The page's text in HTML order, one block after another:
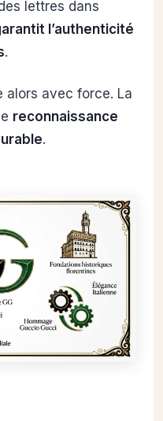
lettres dans
l’authenticité
.
alors avec force. La
reconnaissance
.